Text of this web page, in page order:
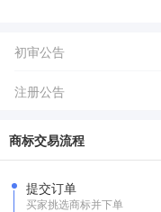
初审公告
注册公告
商标交易流程
提交订单
买家挑选商标并下单